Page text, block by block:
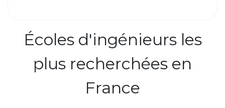
Écoles d'ingénieurs les
plus recherchées en
France